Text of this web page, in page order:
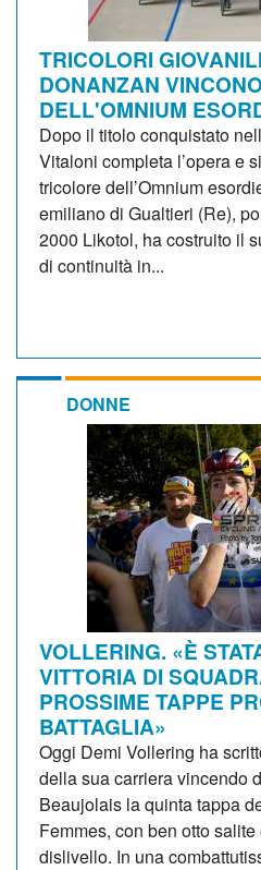
TRICOLORI
DONANZAN
DELL'OMNIUM
Dopo il titolo conquistato
Vitaloni completa l’opera e
tricolore dell’Omnium
emiliano di Gualtieri (Re),
2000 Likotol, ha costruito il
di continuità in...
DONNE
VOLLERING. «È
VITTORIA DI
PROSSIME TAPPE
BATTAGLIA»
Oggi Demi Vollering ha
della sua carriera vincendo
Beaujolais la quinta tappa
Femmes, con ben otto
dislivello. In una